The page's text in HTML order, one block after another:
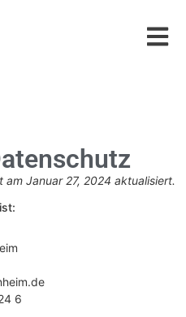
Januar 27, 2024 aktualisiert.
6